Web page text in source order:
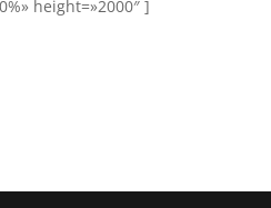
height=»2000″ ]